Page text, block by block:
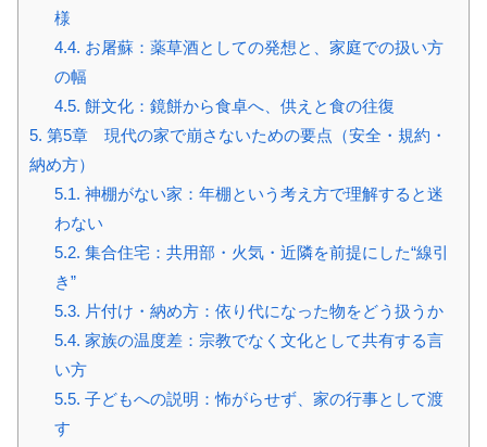
様
4.4. お屠蘇：薬草酒としての発想と、家庭での扱い方
の幅
4.5. 餅文化：鏡餅から食卓へ、供えと食の往復
5. 第5章 現代の家で崩さないための要点（安全・規約・
納め方）
5.1. 神棚がない家：年棚という考え方で理解すると迷
わない
5.2. 集合住宅：共用部・火気・近隣を前提にした“線引
き”
5.3. 片付け・納め方：依り代になった物をどう扱うか
5.4. 家族の温度差：宗教でなく文化として共有する言
い方
5.5. 子どもへの説明：怖がらせず、家の行事として渡
す